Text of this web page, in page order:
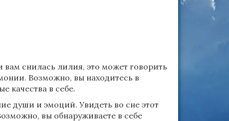
снилась лилия, это может говорить
Возможно, вы находитесь в
качества в себе.
души и эмоций. Увидеть во сне этот
вы обнаруживаете в себе